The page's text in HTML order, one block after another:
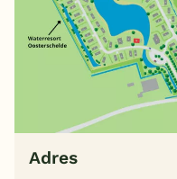
Adres